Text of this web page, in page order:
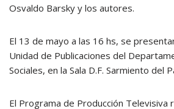
Osvaldo Barsky y los autores.
El 13 de mayo a las 16 hs, se
Unidad de Publicaciones del
Sociales, en la Sala D.F. Sarmiento del
El Programa de Producción Televisiva